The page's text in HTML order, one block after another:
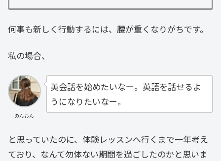
何事も新しく行動するには、腰が重くなりがちです。
私の場合、
のんおん
英会話を始めたいなー。英語を話せるよ
うになりたいなー。
と思っていたのに、体験レッスンへ行くまで一年考え
ており、なんて勿体ない期間を過ごしたのかと思いま